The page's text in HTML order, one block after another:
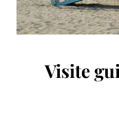
Visite